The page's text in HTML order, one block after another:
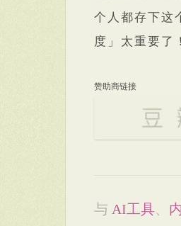
个人都存下这
度」太重要了！
赞助商链接
与 AI工具、